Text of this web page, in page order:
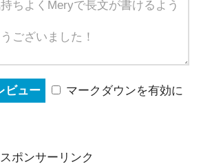
マークダウンを有効に
スポンサーリンク